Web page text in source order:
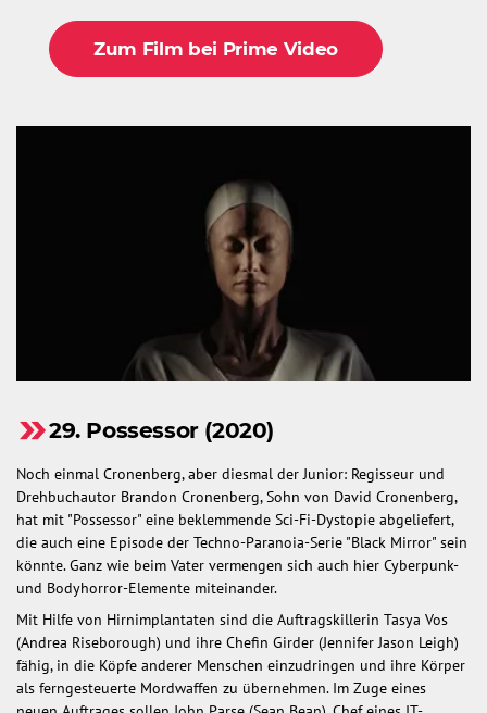
Zum Film bei Prime Video
29. Possessor (2020)
Noch einmal Cronenberg, aber diesmal der Junior: Regisseur und
Drehbuchautor Brandon Cronenberg, Sohn von David Cronenberg,
hat mit "Possessor" eine beklemmende Sci-Fi-Dystopie abgeliefert,
die auch eine Episode der Techno-Paranoia-Serie "Black Mirror" sein
könnte. Ganz wie beim Vater vermengen sich auch hier Cyberpunk-
und Bodyhorror-Elemente miteinander.
Mit Hilfe von Hirnimplantaten sind die Auftragskillerin Tasya Vos
(Andrea Riseborough) und ihre Chefin Girder (Jennifer Jason Leigh)
fähig, in die Köpfe anderer Menschen einzudringen und ihre Körper
als ferngesteuerte Mordwaffen zu übernehmen. Im Zuge eines